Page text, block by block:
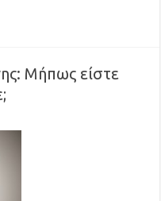
Μήπως είστε